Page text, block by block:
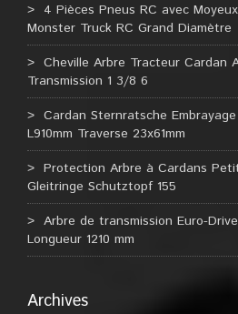
4 Pièces Pneus RC avec
Monster Truck RC Grand Diamètre
Cheville Arbre Tracteur Cardan
Transmission 1 3/8 6
Cardan Sternratsche
L910mm Traverse 23x61mm
Protection Arbre à Cardans
Gleitringe Schutztopf 155
Arbre de transmission Euro-
Longueur 1210 mm
Archives